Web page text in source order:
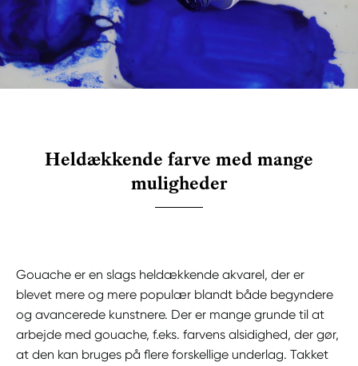
Heldækkende farve med mange
muligheder
Gouache er en slags heldækkende akvarel, der er
blevet mere og mere populær blandt både begyndere
og avancerede kunstnere. Der er mange grunde til at
arbejde med gouache, f.eks. farvens alsidighed, der gør,
at den kan bruges på flere forskellige underlag. Takket